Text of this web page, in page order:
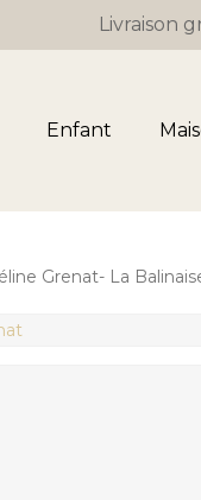
Livraison
Enfant
Grenat- La